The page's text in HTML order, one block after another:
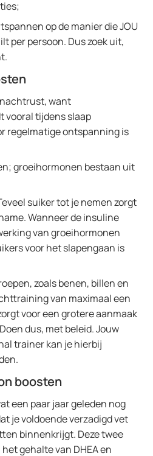
op de manier die JOU
per persoon. Dus zoek uit,
want
vooral tijdens slaap
regelmatige ontspanning is
groeihormonen bestaan uit
suiker tot je nemen zorgt
Wanneer de insuline
van groeihormonen
voor het slapengaan is
zoals benen, billen en
van maximaal een
voor een grotere aanmaak
dus, met beleid. Jouw
trainer kan je hierbij
boosten
een paar jaar geleden nog
je voldoende verzadigd vet
binnenkrijgt. Deze twee
gehalte van DHEA en